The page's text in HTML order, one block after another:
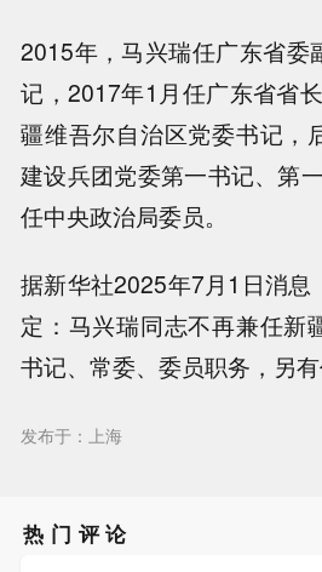
2015年，马兴瑞任广东省委
记，2017年1月任广东省省
疆维吾尔自治区党委书记，
建设兵团党委第一书记、第
任中央政治局委员。
据新华社2025年7月1日消息
定：马兴瑞同志不再兼任新
书记、常委、委员职务，另有
发布于：上海
热门评论